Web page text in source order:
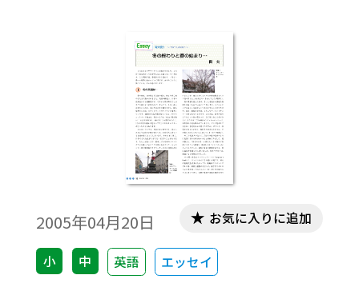
幅はたいがい小川程度であり、そこを航行
したり、すれ違ったりするために、ナローボ
ートはナローな形状になった。
2005年04月20日
小 中 英語 エッセイ
お気に入りに追加